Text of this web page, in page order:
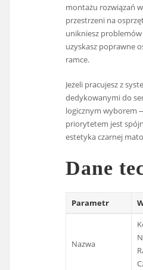
montażu rozwiązań
przestrzeni na
unikniesz
uzyskasz poprawne
ramce.
Jeżeli pracujesz z
dedykowanymi do
logicznym wyborem
priorytetem jest
estetyka czarnej
Dane
Parametr
Nazwa